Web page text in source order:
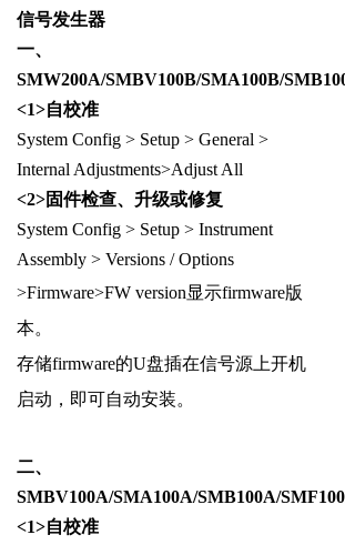
信号发生器
一、
SMW200A/SMBV100B/SMA100B/
<1>自校准
System Config > Setup > General >
Internal Adjustments>Adjust All
<2>固件检查、升级或修复
System Config > Setup > Instrument
Assembly > Versions / Options
>Firmware>FW version显示firmware版
本。
存储firmware的U盘插在信号源上开机
启动，即可自动安装。
二、
SMBV100A/SMA100A/SMB100A/
<1>自校准